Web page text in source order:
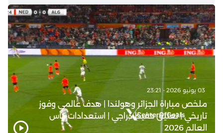
03 يونيو 2026 - 23:21
ملخص مباراة الجزائر وهولندا | هدف عالمي وفوز
تاريخي | تعليق حفيظ دراجي | استعدادات كأس
العالم 2026